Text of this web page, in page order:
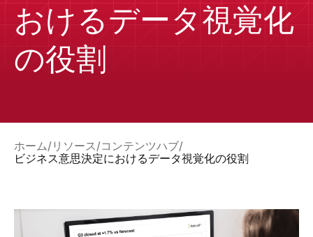
おけるデータ視覚化
の役割
ホーム リソース コンテンツハブ
ビジネス意思決定におけるデータ視覚化の役割